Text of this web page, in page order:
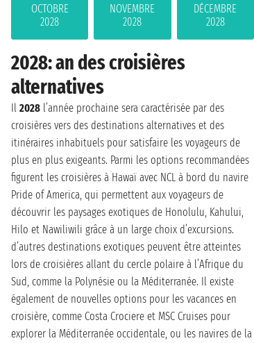
OCTOBRE
2028
NOVEMBRE
2028
DÉCEMBRE
2028
2028: an des croisières
alternatives
Il 2028 l’année prochaine sera caractérisée par des
croisières vers des destinations alternatives et des
itinéraires inhabituels pour satisfaire les voyageurs de
plus en plus exigeants. Parmi les options recommandées
figurent les croisières à Hawaï avec NCL à bord du navire
Pride of America, qui permettent aux voyageurs de
découvrir les paysages exotiques de Honolulu, Kahului,
Hilo et Nawiliwili grâce à un large choix d’excursions.
d’autres destinations exotiques peuvent être atteintes
lors de croisières allant du cercle polaire à l’Afrique du
Sud, comme la Polynésie ou la Méditerranée. Il existe
également de nouvelles options pour les vacances en
croisière, comme Costa Crociere et MSC Cruises pour
explorer la Méditerranée occidentale, ou les navires de la